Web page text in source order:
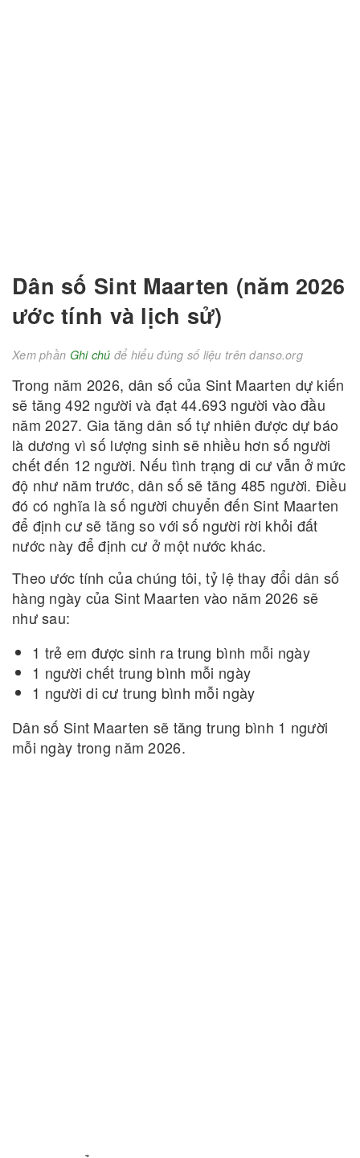
Dân số Sint Maarten (năm 2026
ước tính và lịch sử)
Xem phần Ghi chú để hiểu đúng số liệu trên danso.org
Trong năm 2026, dân số của Sint Maarten dự kiến
sẽ tăng 492 người và đạt 44.693 người vào đầu
năm 2027. Gia tăng dân số tự nhiên được dự báo
là dương vì số lượng sinh sẽ nhiều hơn số người
chết đến 12 người. Nếu tình trạng di cư vẫn ở mức
độ như năm trước, dân số sẽ tăng 485 người. Điều
đó có nghĩa là số người chuyển đến Sint Maarten
để định cư sẽ tăng so với số người rời khỏi đất
nước này để định cư ở một nước khác.
Theo ước tính của chúng tôi, tỷ lệ thay đổi dân số
hàng ngày của Sint Maarten vào năm 2026 sẽ
như sau:
1 trẻ em được sinh ra trung bình mỗi ngày
1 người chết trung bình mỗi ngày
1 người di cư trung bình mỗi ngày
Dân số Sint Maarten sẽ tăng trung bình 1 người
mỗi ngày trong năm 2026.